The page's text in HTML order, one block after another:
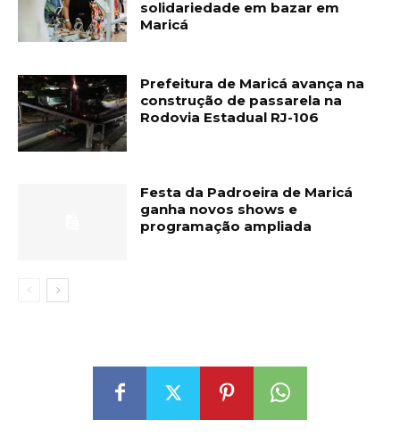
solidariedade em bazar em
Maricá
Prefeitura de Maricá avança na
construção de passarela na
Rodovia Estadual RJ-106
Festa da Padroeira de Maricá
ganha novos shows e
programação ampliada